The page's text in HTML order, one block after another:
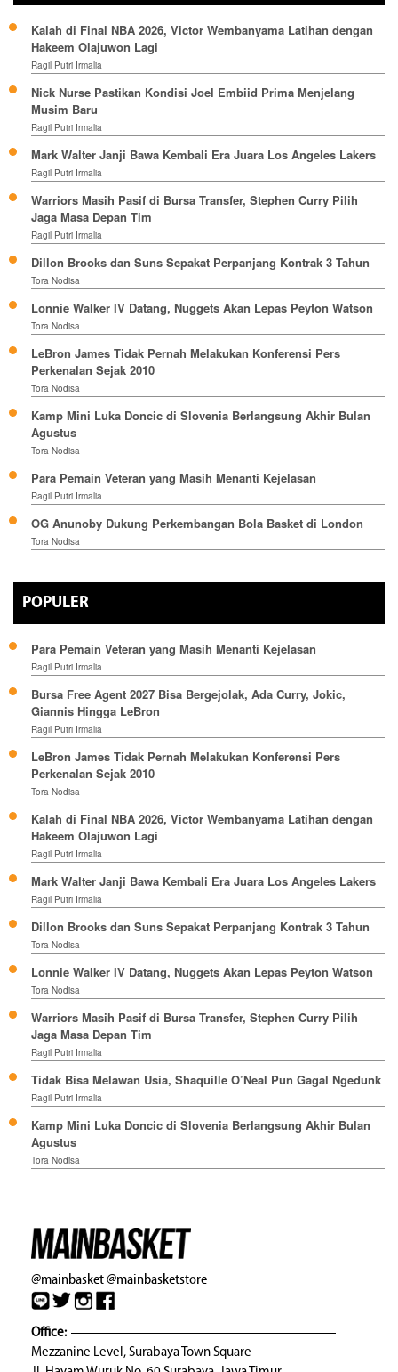
Kalah di Final NBA 2026, Victor Wembanyama Latihan dengan
Hakeem Olajuwon Lagi
Ragil Putri Irmalia
Nick Nurse Pastikan Kondisi Joel Embiid Prima Menjelang
Musim Baru
Ragil Putri Irmalia
Mark Walter Janji Bawa Kembali Era Juara Los Angeles Lakers
Ragil Putri Irmalia
Warriors Masih Pasif di Bursa Transfer, Stephen Curry Pilih
Jaga Masa Depan Tim
Ragil Putri Irmalia
Dillon Brooks dan Suns Sepakat Perpanjang Kontrak 3 Tahun
Tora Nodisa
Lonnie Walker IV Datang, Nuggets Akan Lepas Peyton Watson
Tora Nodisa
LeBron James Tidak Pernah Melakukan Konferensi Pers
Perkenalan Sejak 2010
Tora Nodisa
Kamp Mini Luka Doncic di Slovenia Berlangsung Akhir Bulan
Agustus
Tora Nodisa
Para Pemain Veteran yang Masih Menanti Kejelasan
Ragil Putri Irmalia
OG Anunoby Dukung Perkembangan Bola Basket di London
Tora Nodisa
POPULER
Para Pemain Veteran yang Masih Menanti Kejelasan
Ragil Putri Irmalia
Bursa Free Agent 2027 Bisa Bergejolak, Ada Curry, Jokic,
Giannis Hingga LeBron
Ragil Putri Irmalia
LeBron James Tidak Pernah Melakukan Konferensi Pers
Perkenalan Sejak 2010
Tora Nodisa
Kalah di Final NBA 2026, Victor Wembanyama Latihan dengan
Hakeem Olajuwon Lagi
Ragil Putri Irmalia
Mark Walter Janji Bawa Kembali Era Juara Los Angeles Lakers
Ragil Putri Irmalia
Dillon Brooks dan Suns Sepakat Perpanjang Kontrak 3 Tahun
Tora Nodisa
Lonnie Walker IV Datang, Nuggets Akan Lepas Peyton Watson
Tora Nodisa
Warriors Masih Pasif di Bursa Transfer, Stephen Curry Pilih
Jaga Masa Depan Tim
Ragil Putri Irmalia
Tidak Bisa Melawan Usia, Shaquille O’Neal Pun Gagal Ngedunk
Ragil Putri Irmalia
Kamp Mini Luka Doncic di Slovenia Berlangsung Akhir Bulan
Agustus
Tora Nodisa
@mainbasket@mainbasketstore
Office:
Mezzanine Level, Surabaya Town Square